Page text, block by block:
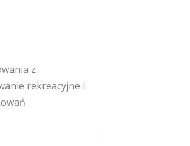
z
rekreacyjne i